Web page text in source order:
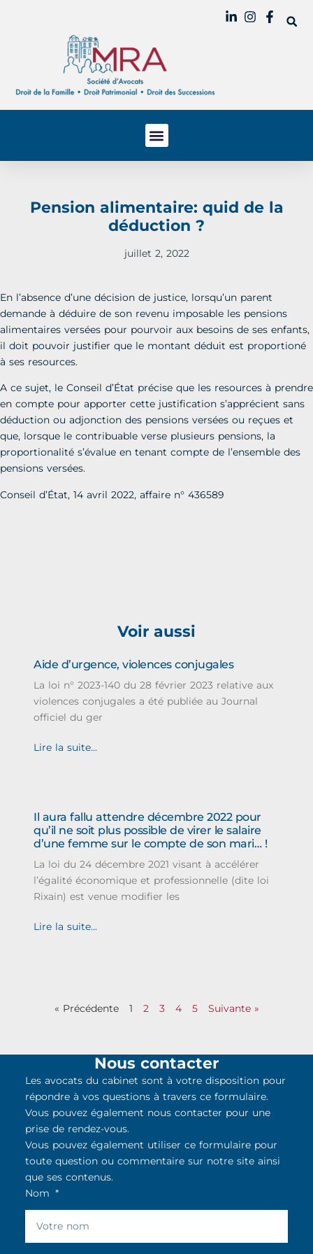
Pension alimentaire: quid de la
déduction ?
juillet 2, 2022
En l’absence d’une décision de justice, lorsqu’un parent
demande à déduire de son revenu imposable les pensions
alimentaires versées pour pourvoir aux besoins de ses enfants,
il doit pouvoir justifier que le montant déduit est proportioné
à ses resources.
A ce sujet, le Conseil d’État précise que les resources à prendre
en compte pour apporter cette justification s’apprécient sans
déduction ou adjonction des pensions versées ou reçues et
que, lorsque le contribuable verse plusieurs pensions, la
proportionalité s’évalue en tenant compte de l’ensemble des
pensions versées.
Conseil d’État, 14 avril 2022, affaire n° 436589
Voir aussi
Aide d’urgence, violences conjugales
La loi n° 2023-140 du 28 février 2023 relative aux
violences conjugales a été publiée au Journal
officiel du ger
Lire la suite...
Il aura fallu attendre décembre 2022 pour
qu’il ne soit plus possible de virer le salaire
d’une femme sur le compte de son mari… !
La loi du 24 décembre 2021 visant à accélérer
l’égalité économique et professionnelle (dite loi
Rixain) est venue modifier les
Lire la suite...
« Précédente 1 2 3 4 5 Suivante »
Nous contacter
Les avocats du cabinet sont à votre disposition pour
répondre à vos questions à travers ce formulaire.
Vous pouvez également nous contacter pour une
prise de rendez-vous.
Vous pouvez également utiliser ce formulaire pour
toute question ou commentaire sur notre site ainsi
que ses contenus.
Nom